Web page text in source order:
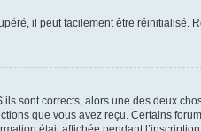
il peut facilement être réinitialisé.
sont corrects, alors une des deux
que vous avez reçu. Certains